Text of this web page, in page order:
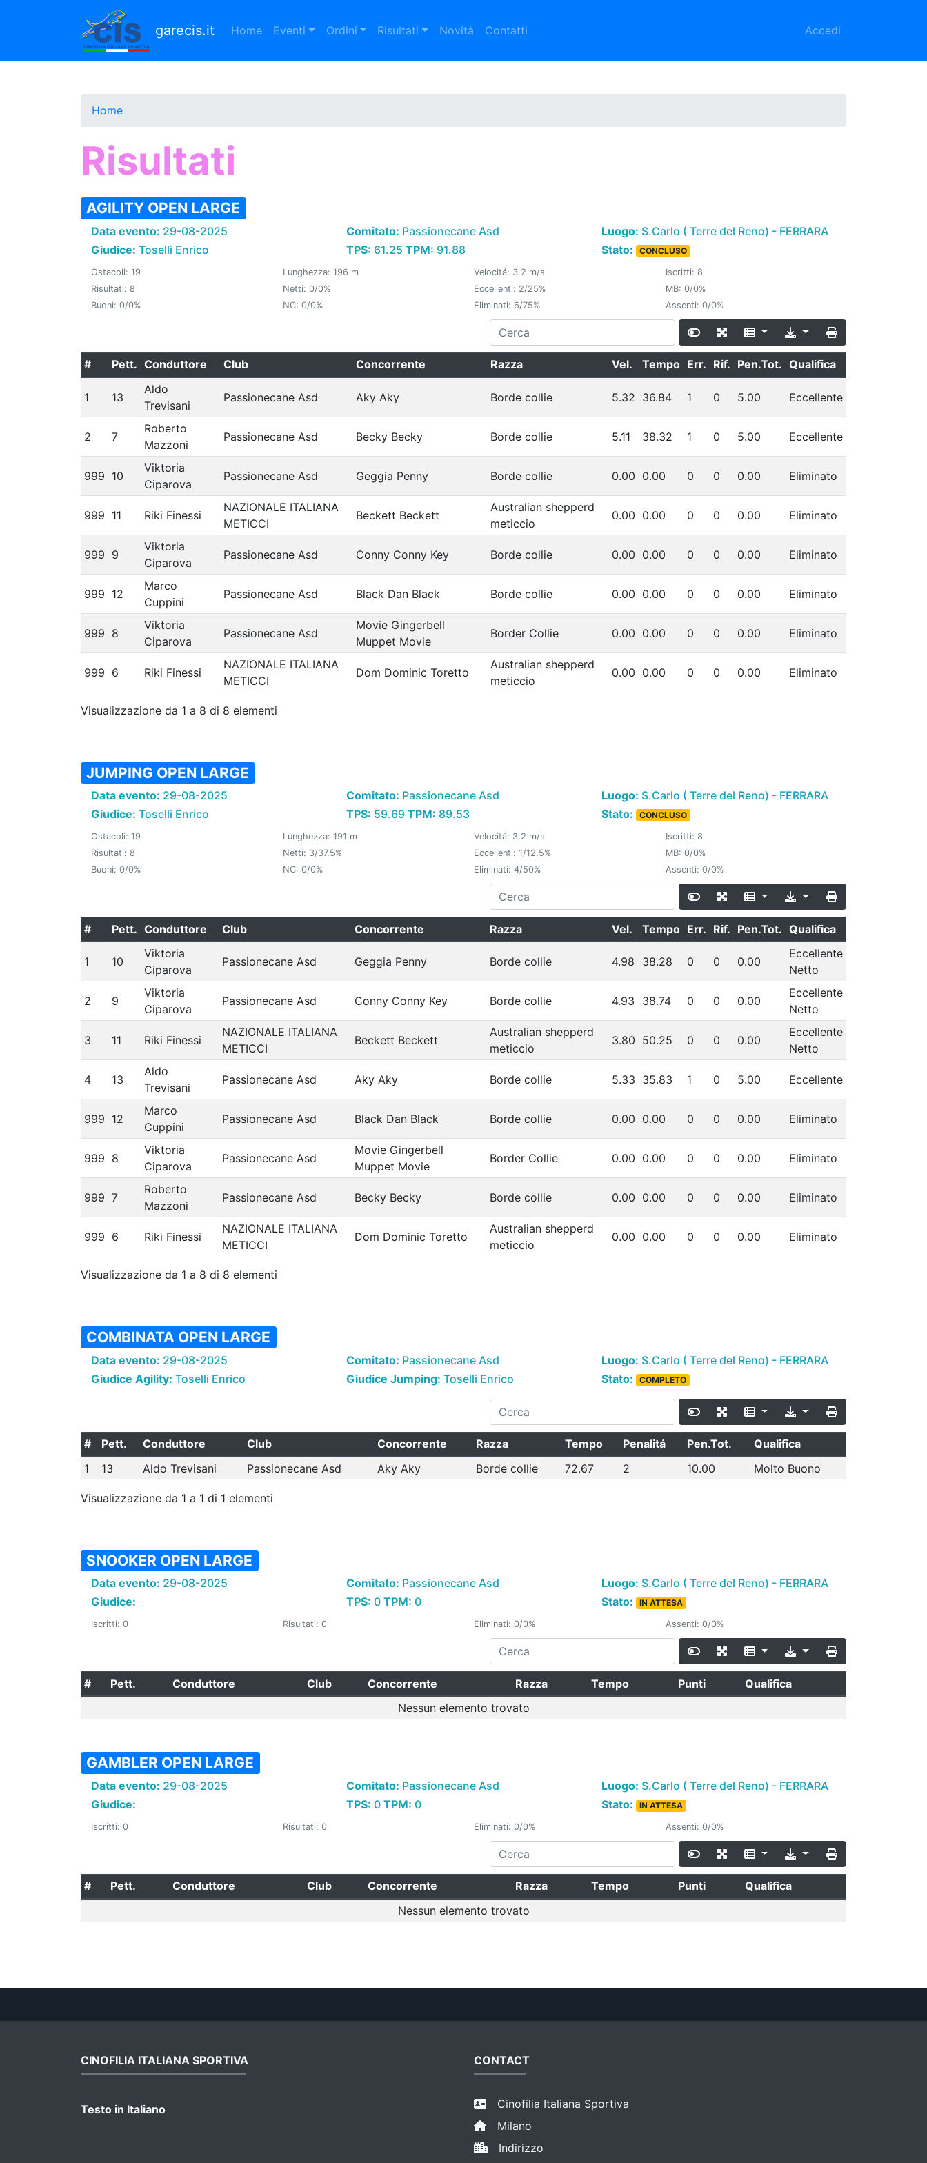
principale
garecis.it Home Eventi Ordini Risultati Novità Contatti Accedi
Home
Risultati
AGILITY OPEN LARGE
Data evento: 29-08-2025 Comitato: Passionecane Asd Luogo: S.Carlo ( Terre del Reno) - FERRARA
Giudice: Toselli Enrico TPS: 61.25 TPM: 91.88 Stato: CONCLUSO
Ostacoli: 19 Lunghezza: 196 m Velocitá: 3.2 m/s
Iscritti: 8
Risultati: 8
Netti: 0/0% Eccellenti: 2/25%
MB: 0/0%
Buoni: 0/0%
NC: 0/0% Eliminati: 6/75% Assenti: 0/0%
# Pett. Conduttore Club Concorrente Razza Vel. Tempo Err. Rif. Pen.Tot. Qualifica
1 13
Aldo
Trevisani
Passionecane Asd Aky Aky Borde collie 5.32 36.84 1 0 5.00 Eccellente
2 7
Roberto
Mazzoni
Passionecane Asd Becky Becky Borde collie 5.11 38.32 1 0 5.00 Eccellente
999 10
Viktoria
Ciparova
Passionecane Asd Geggia Penny Borde collie 0.00 0.00 0 0 0.00 Eliminato
999 11 Riki Finessi
NAZIONALE ITALIANA
METICCI
Beckett Beckett
Australian shepperd
meticcio
0.00 0.00 0 0 0.00 Eliminato
999 9
Viktoria
Ciparova
Passionecane Asd Conny Conny Key Borde collie 0.00 0.00 0 0 0.00 Eliminato
999 12
Marco
Cuppini
Passionecane Asd Black Dan Black Borde collie 0.00 0.00 0 0 0.00 Eliminato
999 8
Viktoria
Ciparova
Passionecane Asd
Movie Gingerbell
Muppet Movie
Border Collie 0.00 0.00 0 0 0.00 Eliminato
999 6 Riki Finessi
NAZIONALE ITALIANA
METICCI
Dom Dominic Toretto
Australian shepperd
meticcio
0.00 0.00 0 0 0.00 Eliminato
Visualizzazione da 1 a 8 di 8 elementi
JUMPING OPEN LARGE
Data evento: 29-08-2025 Comitato: Passionecane Asd Luogo: S.Carlo ( Terre del Reno) - FERRARA
Giudice: Toselli Enrico TPS: 59.69 TPM: 89.53 Stato: CONCLUSO
Ostacoli: 19 Lunghezza: 191 m Velocitá: 3.2 m/s
Iscritti: 8
Risultati: 8
Netti: 3/37.5% Eccellenti: 1/12.5%
MB: 0/0%
Buoni: 0/0%
NC: 0/0% Eliminati: 4/50% Assenti: 0/0%
# Pett. Conduttore Club Concorrente Razza Vel. Tempo Err. Rif. Pen.Tot. Qualifica
1 10
Viktoria
Ciparova
Passionecane Asd Geggia Penny Borde collie 4.98 38.28 0 0 0.00
Eccellente
Netto
2 9
Viktoria
Ciparova
Passionecane Asd Conny Conny Key Borde collie 4.93 38.74 0 0 0.00
Eccellente
Netto
3 11 Riki Finessi
NAZIONALE ITALIANA
METICCI
Beckett Beckett
Australian shepperd
meticcio
3.80 50.25 0 0 0.00
Eccellente
Netto
4 13
Aldo
Trevisani
Passionecane Asd Aky Aky Borde collie 5.33 35.83 1 0 5.00 Eccellente
999 12
Marco
Cuppini
Passionecane Asd Black Dan Black Borde collie 0.00 0.00 0 0 0.00 Eliminato
999 8
Viktoria
Ciparova
Passionecane Asd
Movie Gingerbell
Muppet Movie
Border Collie 0.00 0.00 0 0 0.00 Eliminato
999 7
Roberto
Mazzoni
Passionecane Asd Becky Becky Borde collie 0.00 0.00 0 0 0.00 Eliminato
999 6 Riki Finessi
NAZIONALE ITALIANA
METICCI
Dom Dominic Toretto
Australian shepperd
meticcio
0.00 0.00 0 0 0.00 Eliminato
Visualizzazione da 1 a 8 di 8 elementi
COMBINATA OPEN LARGE
Data evento: 29-08-2025 Comitato: Passionecane Asd Luogo: S.Carlo ( Terre del Reno) - FERRARA
Giudice Agility: Toselli Enrico Giudice Jumping: Toselli Enrico Stato: COMPLETO
# Pett. Conduttore Club Concorrente Razza Tempo Penalitá Pen.Tot.
Qualifica
1
13 Aldo Trevisani Passionecane Asd Aky Aky Borde collie 72.67 2 10.00 Molto Buono
Visualizzazione da 1 a 1 di 1 elementi
SNOOKER OPEN LARGE
Data evento: 29-08-2025 Comitato: Passionecane Asd Luogo: S.Carlo ( Terre del Reno) - FERRARA
Giudice:
TPS: 0 TPM: 0 Stato: IN ATTESA
Iscritti: 0 Risultati: 0 Eliminati: 0/0% Assenti: 0/0%
# Pett. Conduttore Club Concorrente Razza Tempo Punti
Qualifica
Nessun elemento trovato
GAMBLER OPEN LARGE
Data evento: 29-08-2025 Comitato: Passionecane Asd Luogo: S.Carlo ( Terre del Reno) - FERRARA
Giudice:
TPS: 0 TPM: 0 Stato: IN ATTESA
Iscritti: 0 Risultati: 0 Eliminati: 0/0% Assenti: 0/0%
# Pett. Conduttore Club Concorrente Razza Tempo Punti
Qualifica
Nessun elemento trovato
CINOFILIA ITALIANA SPORTIVA
Testo in Italiano
CONTACT
Cinofilia Italiana Sportiva
Milano
Indirizzo